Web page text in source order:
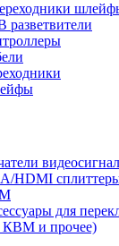
разветвители
HDMI
для
КВМ и прочее)